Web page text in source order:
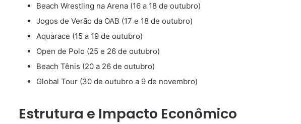
Beach Wrestling na Arena (16 a 18 de outubro)
Jogos de Verão da OAB (17 e 18 de outubro)
Aquarace (15 a 19 de outubro)
Open de Polo (25 e 26 de outubro)
Beach Tênis (20 a 26 de outubro)
Global Tour (30 de outubro a 9 de novembro)
Estrutura e Impacto Econômico